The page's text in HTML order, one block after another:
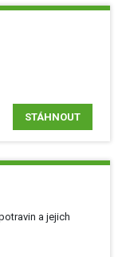
STÁHNOUT
a jejich